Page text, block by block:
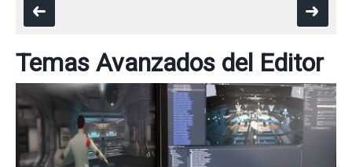
Temas Avanzados del Editor